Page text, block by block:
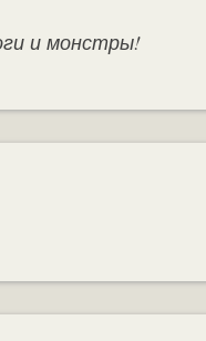
и монстры!